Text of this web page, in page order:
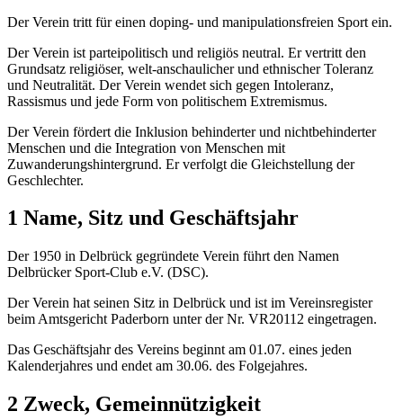
Der Verein tritt für einen doping- und manipulationsfreien Sport ein.
Der Verein ist parteipolitisch und religiös neutral. Er vertritt den
Grundsatz religiöser, welt-anschaulicher und ethnischer Toleranz
und Neutralität. Der Verein wendet sich gegen Intoleranz,
Rassismus und jede Form von politischem Extremismus.
Der Verein fördert die Inklusion behinderter und nichtbehinderter
Menschen und die Integration von Menschen mit
Zuwanderungshintergrund. Er verfolgt die Gleichstellung der
Geschlechter.
1 Name, Sitz und Geschäftsjahr
Der 1950 in Delbrück gegründete Verein führt den Namen
Delbrücker Sport-Club e.V. (DSC).
Der Verein hat seinen Sitz in Delbrück und ist im Vereinsregister
beim Amtsgericht Paderborn unter der Nr. VR20112 eingetragen.
Das Geschäftsjahr des Vereins beginnt am 01.07. eines jeden
Kalenderjahres und endet am 30.06. des Folgejahres.
2 Zweck, Gemeinnützigkeit